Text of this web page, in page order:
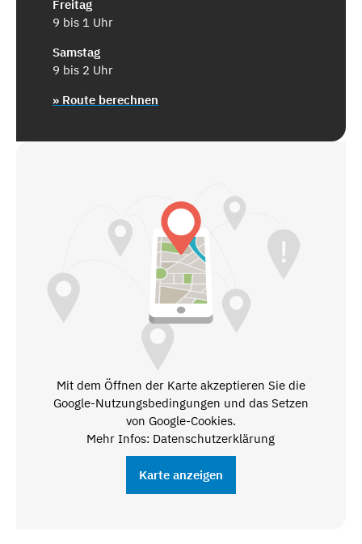
Freitag
9 bis 1 Uhr
Samstag
9 bis 2 Uhr
» Route berechnen
Mit dem Öffnen der Karte akzeptieren Sie die
Google-Nutzungsbedingungen und das Setzen
von Google-Cookies.
Mehr Infos: Datenschutzerklärung
Karte anzeigen